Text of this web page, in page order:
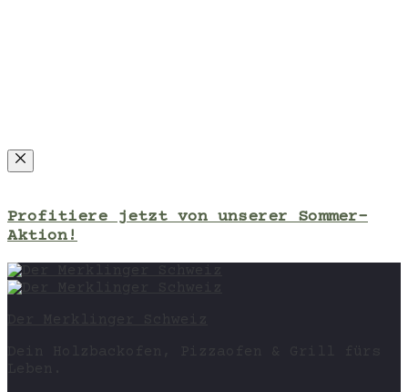
Close
Profitiere jetzt von unserer Sommer-
Aktion!